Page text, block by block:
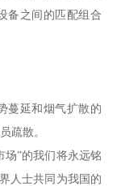
备之间的匹配组合
蔓延和烟气扩散的
疏散。
场”的我们将永远铭
人士共同为我国的